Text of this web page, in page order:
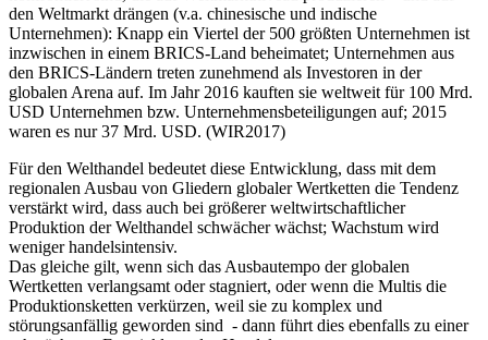
den Weltmarkt drängen (v.a. chinesische und indische
Unternehmen): Knapp ein Viertel der 500 größten Unternehmen ist
inzwischen in einem BRICS-Land beheimatet; Unternehmen aus
den BRICS-Ländern treten zunehmend als Investoren in der
globalen Arena auf. Im Jahr 2016 kauften sie weltweit für 100 Mrd.
USD Unternehmen bzw. Unternehmensbeteiligungen auf; 2015
waren es nur 37 Mrd. USD. (WIR2017)
Für den Welthandel bedeutet diese Entwicklung, dass mit dem
regionalen Ausbau von Gliedern globaler Wertketten die Tendenz
verstärkt wird, dass auch bei größerer weltwirtschaftlicher
Produktion der Welthandel schwächer wächst; Wachstum wird
weniger handelsintensiv.
Das gleiche gilt, wenn sich das Ausbautempo der globalen
Wertketten verlangsamt oder stagniert, oder wenn die Multis die
Produktionsketten verkürzen, weil sie zu komplex und
störungsanfällig geworden sind - dann führt dies ebenfalls zu einer